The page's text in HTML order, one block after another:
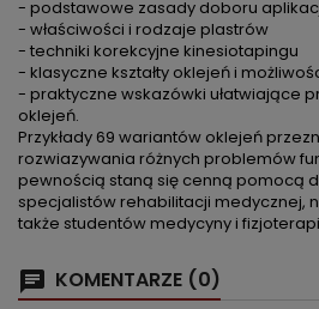
- podstawowe zasady doboru
- właściwości i rodzaje plastrów
- techniki korekcyjne kinesiotapingu
- klasyczne kształty oklejeń i
- praktyczne wskazówki ułatwiające
oklejeń.
Przykłady 69 wariantów oklejeń
rozwiazywania różnych problemów
pewnością staną się cenną pomocą
specjalistów rehabilitacji medycznej,
także studentów medycyny i
KOMENTARZE (0)